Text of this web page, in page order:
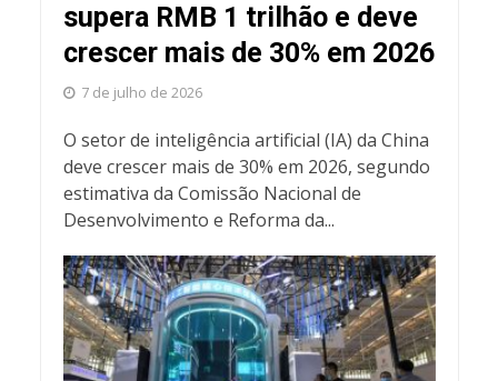
supera RMB 1 trilhão e deve
crescer mais de 30% em 2026
7 de julho de 2026
O setor de inteligência artificial (IA) da China
deve crescer mais de 30% em 2026, segundo
estimativa da Comissão Nacional de
Desenvolvimento e Reforma da...